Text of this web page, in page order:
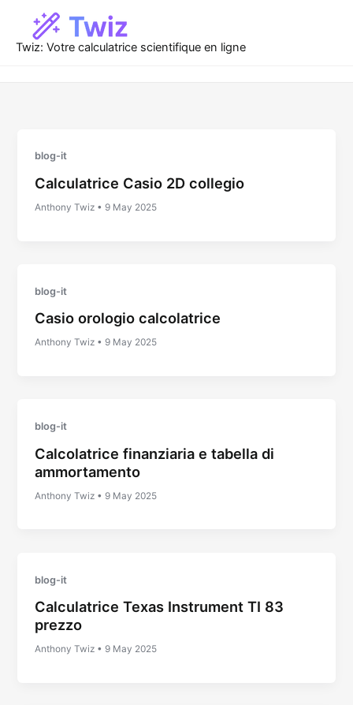
contenuto
Twiz: Votre calculatrice scientifique en ligne
blog-it
Calculatrice Casio 2D collegio
Anthony Twiz •9 May 2025
blog-it
Casio orologio calcolatrice
Anthony Twiz •9 May 2025
blog-it
Calcolatrice finanziaria e tabella di
ammortamento
Anthony Twiz •9 May 2025
blog-it
Calculatrice Texas Instrument TI 83
prezzo
Anthony Twiz •9 May 2025